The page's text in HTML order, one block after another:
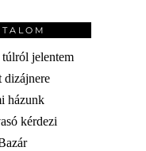
jelentem
dizájnere
házunk
kérdezi